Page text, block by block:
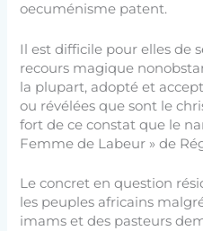
oecuménisme patent.
Il est difficile pour elles de
recours magique
la plupart, adopté et
ou révélées que sont le
fort de ce constat que le
Femme de Labeur » de
Le concret en question
les peuples africains
imams et des pasteurs